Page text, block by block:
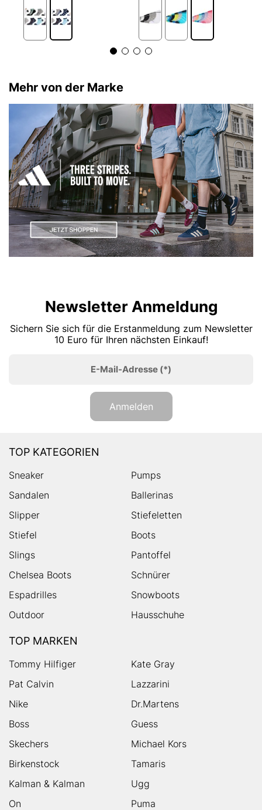
Mehr von der Marke
Newsletter Anmeldung
Sichern Sie sich für die Erstanmeldung zum Newsletter
10 Euro für Ihren nächsten Einkauf!
E-Mail-Adresse (*)
Anmelden
TOP KATEGORIEN
Sneaker
Pumps
Sandalen
Ballerinas
Slipper
Stiefeletten
Stiefel
Boots
Slings
Pantoffel
Chelsea Boots
Schnürer
Espadrilles
Snowboots
Outdoor
Hausschuhe
TOP MARKEN
Tommy Hilfiger
Kate Gray
Pat Calvin
Lazzarini
Nike
Dr.Martens
Boss
Guess
Skechers
Michael Kors
Birkenstock
Tamaris
Kalman & Kalman
Ugg
On
Puma